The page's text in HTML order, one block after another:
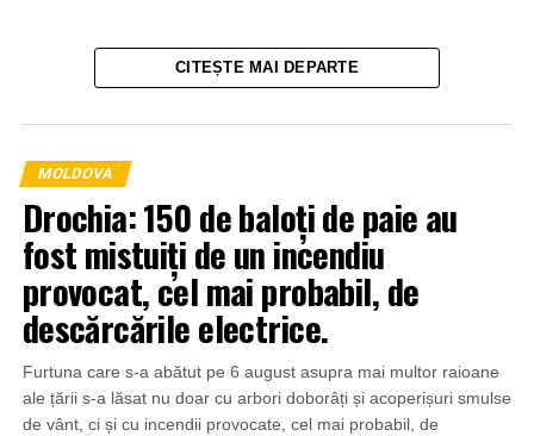
CITEȘTE MAI DEPARTE
MOLDOVA
Drochia: 150 de baloți de paie au
fost mistuiți de un incendiu
provocat, cel mai probabil, de
descărcările electrice.
Furtuna care s-a abătut pe 6 august asupra mai multor raioane
ale țării s-a lăsat nu doar cu arbori doborâți și acoperișuri smulse
de vânt, ci și cu incendii provocate, cel mai probabil, de